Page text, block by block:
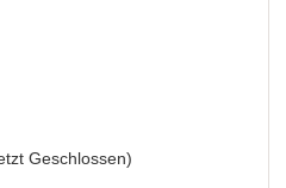
Geschlossen)